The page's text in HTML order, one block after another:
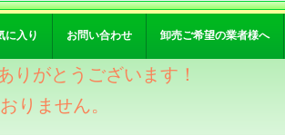
に入り お問い合わせ 卸売ご希望の業者様へ
りがとうございます！
りません。